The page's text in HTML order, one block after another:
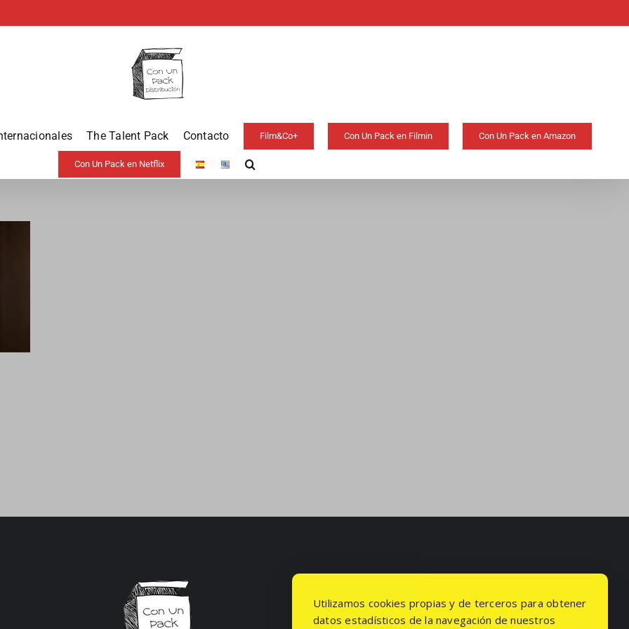
The Talent Pack Contacto Film&Co+ Con Un Pack en Filmin Con Un Pack en Amazon
Con Un Pack en Netflix
Utilizamos cookies propias y de terceros para obtener
datos estadísticos de la navegación de nuestros